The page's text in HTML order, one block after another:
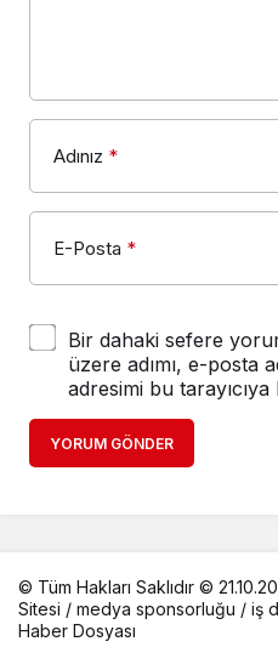
Adınız *
E-Posta *
Bir dahaki sefere
üzere adımı, e-posta
adresimi bu tarayıcıya
YORUM GÖNDER
© Tüm Hakları Saklıdır ©
Sitesi / medya sponsorluğu / iş
Haber Dosyası